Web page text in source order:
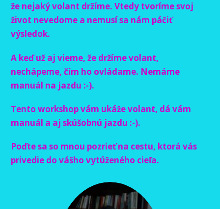
že nejaký volant držíme. Vtedy tvoríme svoj
život nevedome a nemusí sa nám páčiť
výsledok.
A keď už aj vieme, že držíme volant,
nechápeme, čím ho ovládame. Nemáme
manuál na jazdu :-).
Tento workshopvám ukáže volant, dá vám
manuál a aj skúšobnú jazdu :-).
Poďte sa so mnou pozrieť na cestu, ktorá vás
privedie do vášho vytúženého cieľa.